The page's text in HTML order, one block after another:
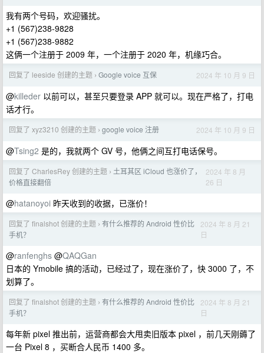
我有两个号码，欢迎骚扰。
+1 (567)238-9828
+1 (567)238-9882
这俩一个注册于 2009 年，一个注册于 2020 年，机缘巧合。
回复了 leeside 创建的主题 › Google voice 互保 2024 年 10 月 9 日
@killeder 以前可以，甚至只要登录 APP 就可以。现在严格了，打电
话才行。
回复了 xyz3210 创建的主题 › google voice 注册 2024 年 10 月 9 日
@Tsing2 是的，我就两个 GV 号，他俩之间互打电话保号。
回复了 CharlesRey 创建的主题 › 土耳其区 iCloud 也涨价了，
价格直接翻倍
2024 年 8 月
26 日
@hatanoyoi 昨天收到的收据，已涨价！
回复了 finalshot 创建的主题 › 有什么推荐的 Android 性价比
手机？
2024 年 8 月 21
日
@ranfenghs @QAQGan
日本的 Ymobile 搞的活动，已经过了，现在涨价了，快 3000 了，不
划算了。
回复了 finalshot 创建的主题 › 有什么推荐的 Android 性价比
手机？
2024 年 8 月 21
日
每年新 pixel 推出前，运营商都会大甩卖旧版本 pixel ，前几天刚薅了
一台 Pixel 8 ，买断合人民币 1400 多。